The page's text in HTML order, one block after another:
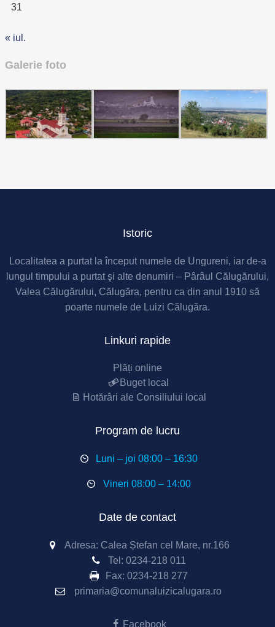
31
« iul.
Galerie foto
Istoric
Localitatea a purtat la început numele de Ungureni, iar de-a
lungul timpului a purtat şi alte denumiri – Pârâul Călugărului,
Valea Călugărului, Călugăra, pentru ca din anul 1910 să
poarte numele de Luizi Călugăra.
Linkuri rapide
Plăți online
Buget local
Hotărâri ale Consiliului local
Program de lucru
Luni – joi 08:00 – 16:30
Vineri 08:00 – 14:00
Date de contact
Adresa: Calea Ștefan cel Mare, nr.166
Tel: 0234-218 011
Fax: 0234-218 277
primaria@comunaluizicalugara.ro
Facebook